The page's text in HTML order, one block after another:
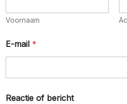
Voornaam
E-mail *
Reactie of bericht